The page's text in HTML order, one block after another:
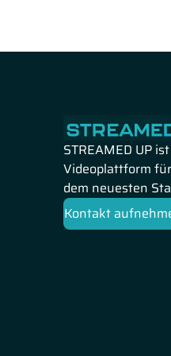
STREAMED UP
Videoplattform
dem neuesten
Kontakt